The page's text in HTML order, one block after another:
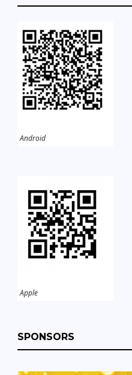
Android
Apple
SPONSORS